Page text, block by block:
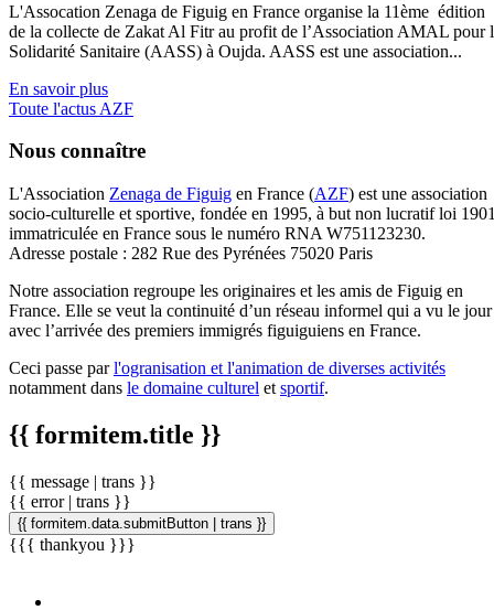
L'Assocation Zenaga de Figuig en France organise la 11ème édition
de la collecte de Zakat Al Fitr au profit de l’Association AMAL pour
Solidarité Sanitaire (AASS) à Oujda. AASS est une association...
En savoir plus
Toute l'actus AZF
Nous connaître
L'Association Zenaga de Figuig en France (AZF) est une association
socio-culturelle et sportive, fondée en 1995, à but non lucratif loi
immatriculée en France sous le numéro RNA W751123230.
Adresse postale : 282 Rue des Pyrénées 75020 Paris
Notre association regroupe les originaires et les amis de Figuig en
France. Elle se veut la continuité d’un réseau informel qui a vu le jour
avec l’arrivée des premiers immigrés figuiguiens en France.
Ceci passe parl'ogranisation et l'animation de diverses activités
notamment dans le domaine culturel et sportif.
{{ formitem.title }}
{{ message | trans }}
{{ error | trans }}
{{ formitem.data.submitButton | trans }}
{{{ thankyou }}}